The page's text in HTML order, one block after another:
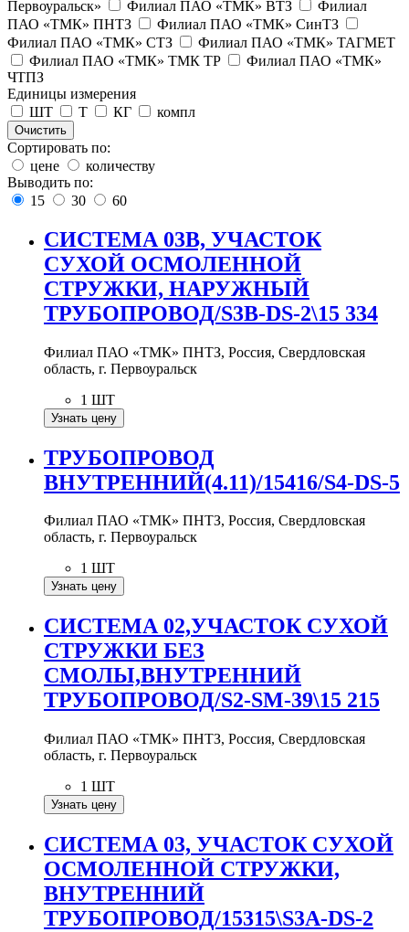
Первоуральск» Филиал ПАО «ТМК» ВТЗ
Филиал
ПАО «ТМК» ПНТЗ
Филиал ПАО «ТМК» СинТЗ
Филиал ПАО «ТМК» СТЗ
Филиал ПАО «ТМК» ТАГМЕТ
Филиал ПАО «ТМК» ТМК ТР
Филиал ПАО «ТМК»
ЧТПЗ
Единицы измерения
ШТ
Т КГ компл
Очистить
Сортировать по:
цене
количеству
Выводить по:
15
30 60
СИСТЕМА 03В, УЧАСТОК
СУХОЙ ОСМОЛЕННОЙ
СТРУЖКИ, НАРУЖНЫЙ
ТРУБОПРОВОД/S3B-DS-2\15 334
Филиал ПАО «ТМК» ПНТЗ, Россия, Свердловская
область, г. Первоуральск
1 ШТ
Узнать цену
ТРУБОПРОВОД
ВНУТРЕННИЙ(4.11)/15416/S4-DS-5
Филиал ПАО «ТМК» ПНТЗ, Россия, Свердловская
область, г. Первоуральск
1 ШТ
Узнать цену
СИСТЕМА 02,УЧАСТОК СУХОЙ
СТРУЖКИ БЕЗ
СМОЛЫ,ВНУТРЕННИЙ
ТРУБОПРОВОД/S2-SM-39\15 215
Филиал ПАО «ТМК» ПНТЗ, Россия, Свердловская
область, г. Первоуральск
1 ШТ
Узнать цену
СИСТЕМА 03, УЧАСТОК СУХОЙ
ОСМОЛЕННОЙ СТРУЖКИ,
ВНУТРЕННИЙ
ТРУБОПРОВОД/15315\S3A-DS-2